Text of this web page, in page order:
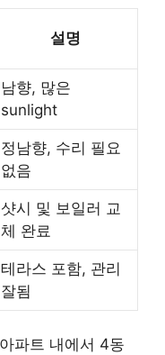
설명
남향, 많은
sunlight
정남향, 수리 필요
없음
샷시 및 보일러 교
체 완료
테라스 포함, 관리
잘됨
파트 내에서 4동